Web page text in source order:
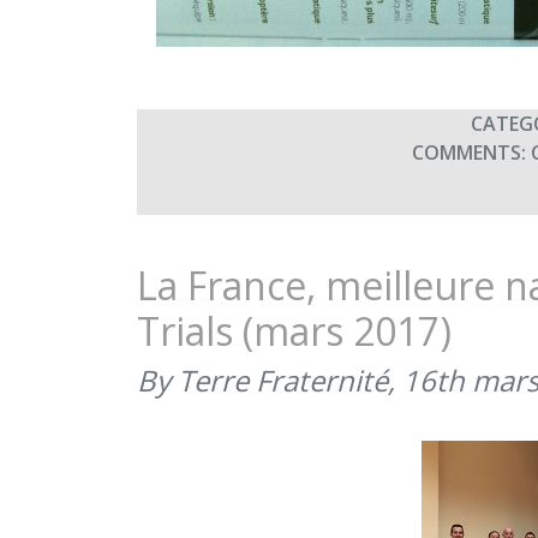
COMMENTS:
La France, meilleure
Trials (mars 2017)
By Terre Fraternité, 16th